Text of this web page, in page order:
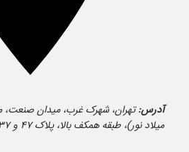
آدرس:تهران، شهرک غرب، میدان صنعت،
میلاد نور)، طبقه همکف بالا، پلاک ۴۷ و ۳۷